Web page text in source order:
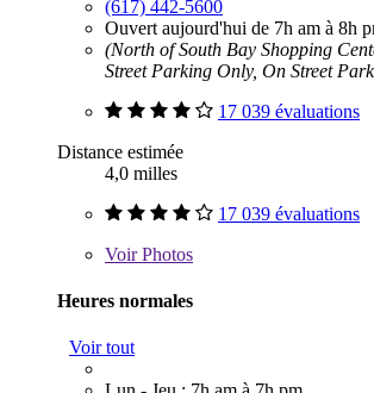
(617) 442-5600
Ouvert aujourd'hui de 7h am à 8h
(North of South Bay Shopping
Street Parking Only, On Street
17 039 évaluations
Distance estimée
4,0 milles
17 039 évaluations
VoirPhotos
Heures normales
Voir tout